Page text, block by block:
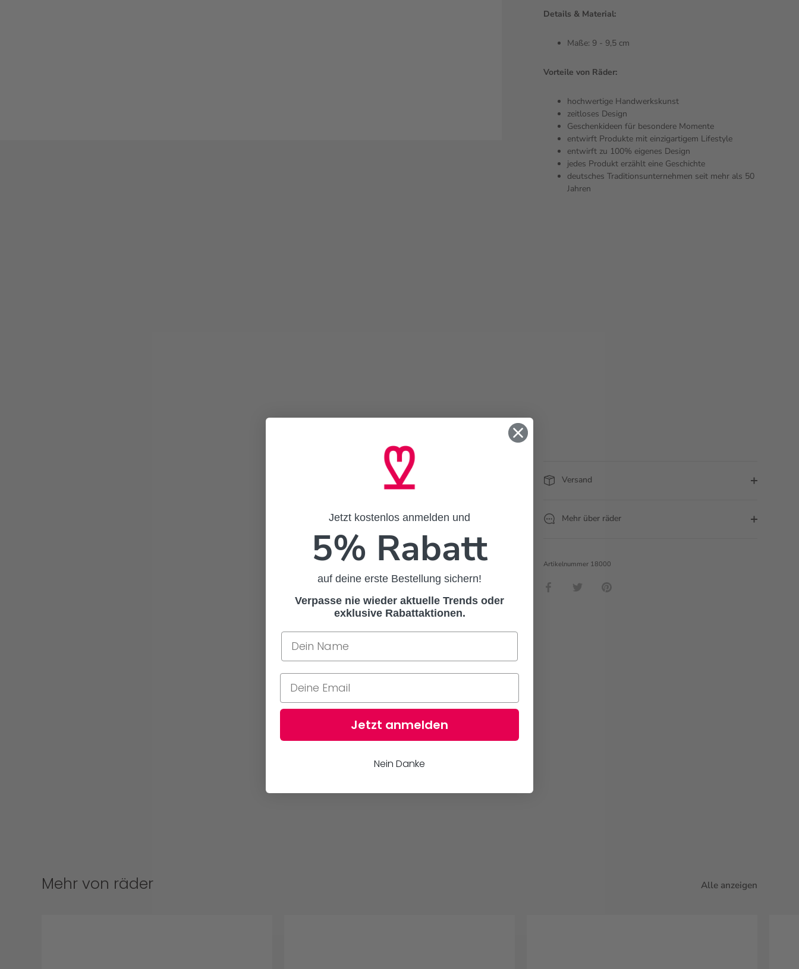
Details & Material:
Maße: 9 - 9,5 cm
Vorteile von Räder:
hochwertige Handwerkskunst
zeitloses Design
Geschenkideen für besondere Momente
entwirft Produkte mit einzigartigem Lifestyle
entwirft zu 100% eigenes Design
jedes Produkt erzählt eine Geschichte
deutsches Traditionsunternehmen seit mehr als 50
Jahren
Versand
Mehr über räder
Artikelnummer 18000
Teilen TwitternPinnen
Mehr von räder Alle anzeigen
Jetzt kostenlos anmelden und
5% Rabatt
auf deine erste Bestellung sichern!
Verpasse nie wieder aktuelle Trends oder
exklusive Rabattaktionen.
Jetzt anmelden
Nein Danke